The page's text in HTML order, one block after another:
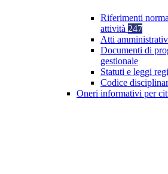
Riferimenti
attività 247
Atti
Documenti di
gestionale
Statuti e leggi
Codice
Oneri informativi per